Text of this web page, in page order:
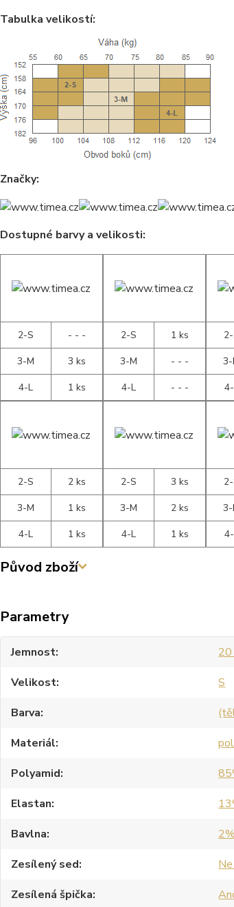
Tabulka velikostí:
Značky:
Dostupné barvy a velikosti:
2-S
- - -
3-M
3 ks
4-L
1 ks
2-S
1 ks
3-M
- - -
4-L
- - -
3-
2-S
2 ks
3-M
1 ks
4-L
1 ks
2-S
3 ks
3-M
2 ks
4-L
1 ks
3-
Původ zboží
Parametry
Jemnost
20
Velikost
S
Barva
Materiál
Polyamid
Elastan
Bavlna
2%
Zesílený sed
Zesílená špička